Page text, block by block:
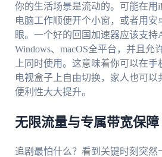
你的生活场景是流动的。可能在用
电脑工作顺便开个小窗，或者用安
眼。一个好的回国加速器应该支持
Windows、macOS全平台，并且允
上同时使用。这意味着你可以在
电视盒子上自由切换，家人也可以
便利性大大提升。
无限流量与专属带宽保障
追剧最怕什么？看到关键时刻突然